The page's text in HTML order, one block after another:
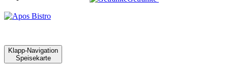
Klapp-Navigation
Speisekarte